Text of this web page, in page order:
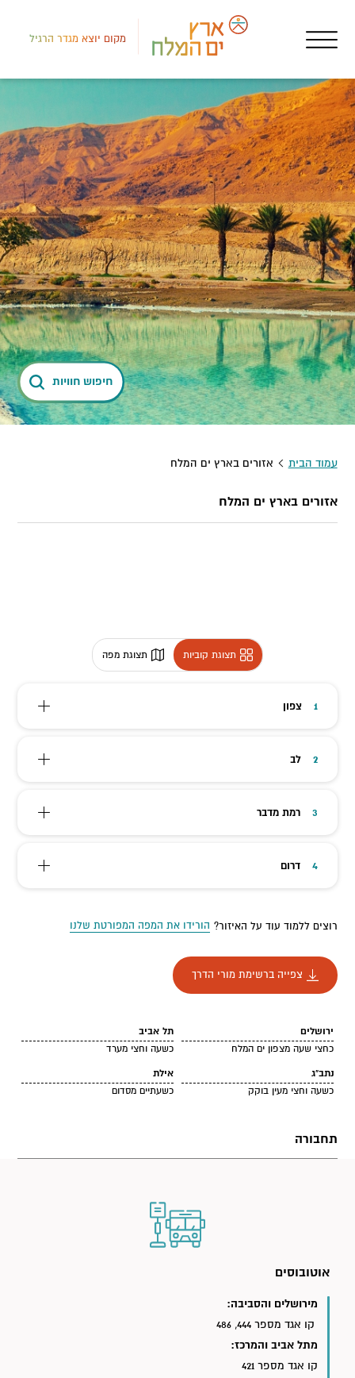
מקום יוצא מגדר הרגיל
חיפוש חוויות
עמוד הבית אזורים בארץ ים המלח
אזורים בארץ ים המלח
תצוגת קוביות תצוגת מפה
1 צפון
2 לב
3 רמת מדבר
4 דרום
רוצים ללמוד עוד על האיזור? הורידו את המפה המפורטת שלנו
צפייה ברשימת מורי הדרך
ירושלים
כחצי שעה מצפון ים המלח
תל אביב
כשעה וחצי מערד
נתב"ג
כשעה וחצי מעין בוקק
אילת
כשעתיים מסדום
תחבורה
אוטובוסים
מירושלים והסביבה:
קו אגד מספר 444, 486
מתל אביב והמרכז:
קו אגד מספר 421